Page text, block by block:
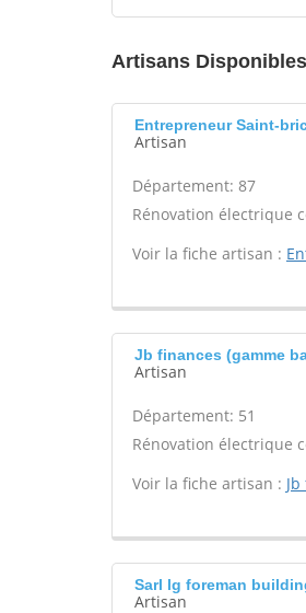
Artisans Disponibles
Entrepreneur Saint-
Artisan
Département: 87
Rénovation électrique
Voir la fiche artisan :
Jb finances (gamme
Artisan
Département: 51
Rénovation électrique
Voir la fiche artisan :
Sarl lg foreman
Artisan